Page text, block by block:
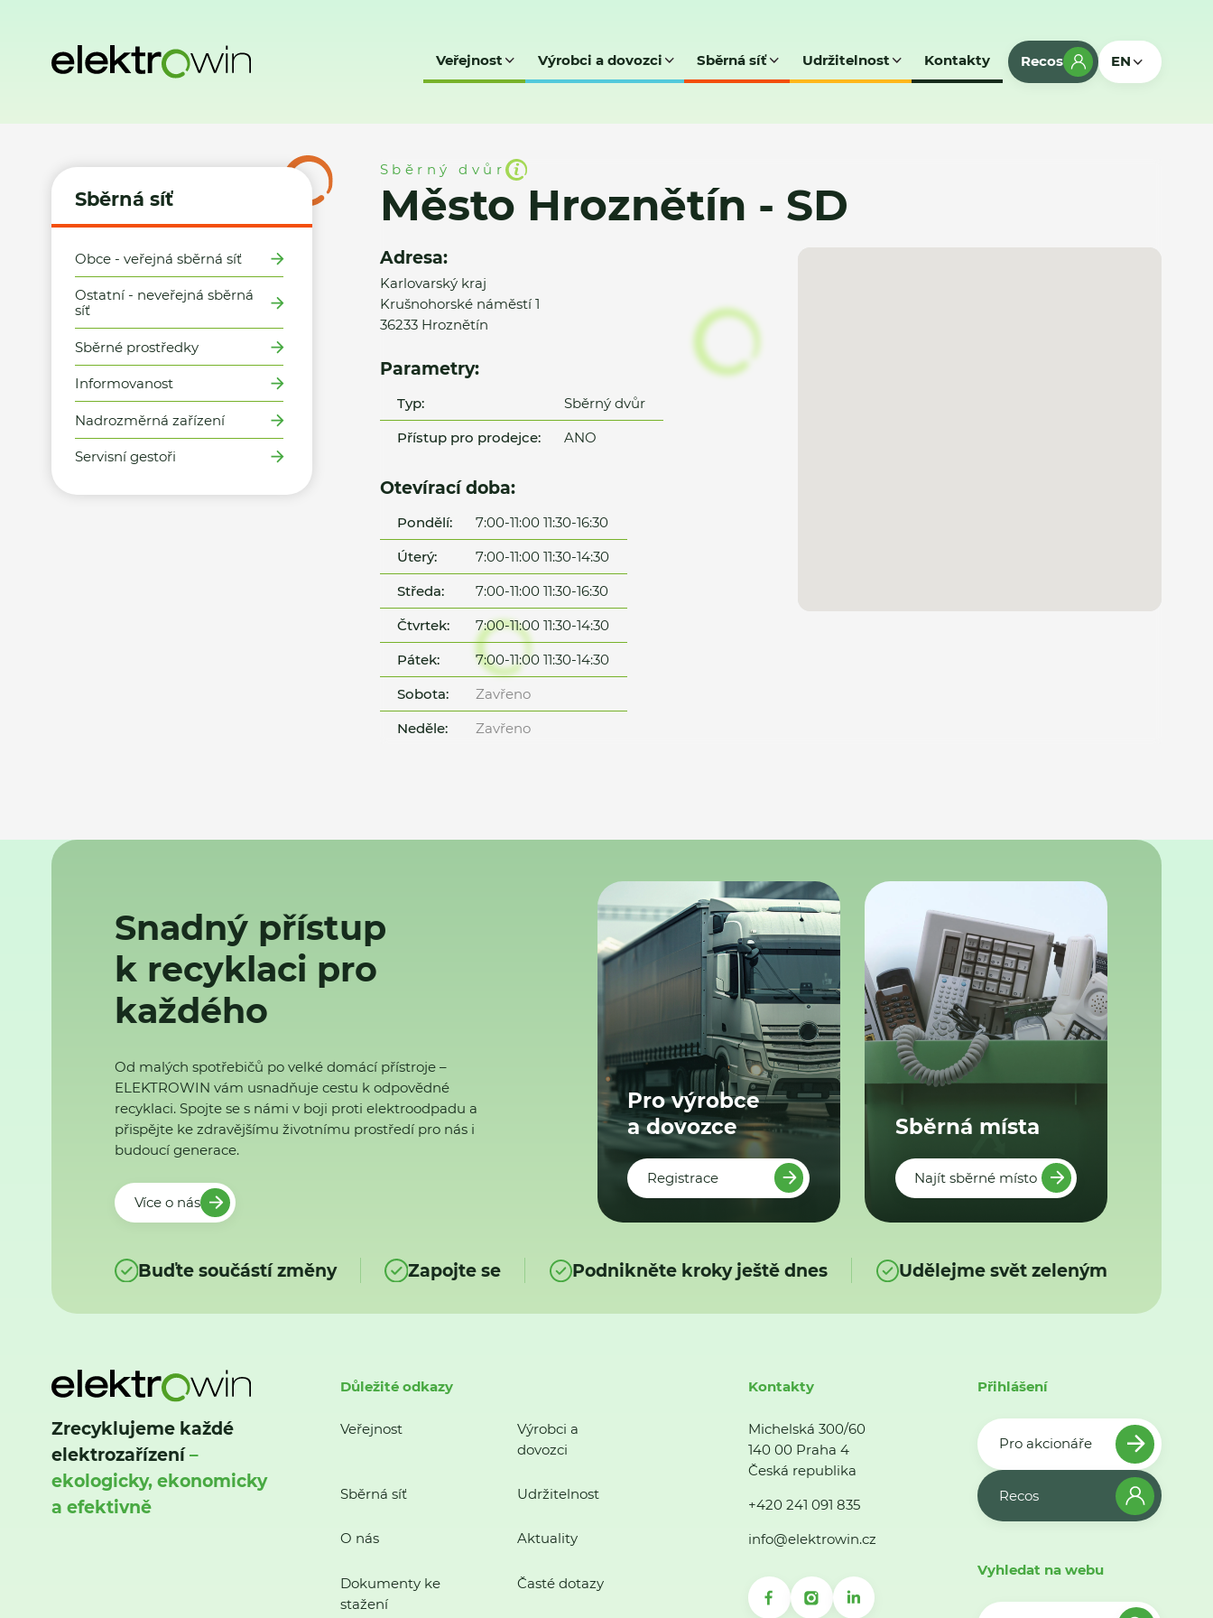
Veřejnost Výrobci a dovozci Sběrná síť Udržitelnost Kontakty Recos EN
Sběrná síť
Obce - veřejná sběrná síť
Ostatní - neveřejná sběrná
síť
Sběrné prostředky
Informovanost
Nadrozměrná zařízení
Servisní gestoři
Sběrný dvůr
Město Hroznětín - SD
Adresa:
Karlovarský kraj
Krušnohorské náměstí 1
36233 Hroznětín
Parametry:
Typ:
Sběrný dvůr
Přístup pro prodejce:
ANO
Otevírací doba:
Pondělí:
7:00-11:00 11:30-16:30
Úterý:
7:00-11:00 11:30-14:30
Středa:
7:00-11:00 11:30-16:30
Čtvrtek:
7:00-11:00 11:30-14:30
Pátek:
7:00-11:00 11:30-14:30
Sobota:
Zavřeno
Neděle:
Zavřeno
Snadný přístup
k recyklaci pro
každého
Od malých spotřebičů po velké domácí přístroje –
ELEKTROWIN vám usnadňuje cestu k odpovědné
recyklaci. Spojte se s námi v boji proti elektroodpadu a
přispějte ke zdravějšímu životnímu prostředí pro nás i
budoucí generace.
Více o nás
Pro výrobce
a dovozce
Registrace
Sběrná místa
Najít sběrné místo
Buďte součástí změny Zapojte se Podnikněte kroky ještě dnes Udělejme svět zeleným
Zrecyklujeme každé
elektrozařízení–
ekologicky, ekonomicky
a efektivně
Důležité odkazy
Veřejnost
Výrobci a
dovozci
Sběrná síť Udržitelnost
O nás Aktuality
Dokumenty ke
stažení
Časté dotazy
Kontakty
Michelská 300/60
140 00 Praha 4
Česká republika
+420 241 091 835
info@elektrowin.cz
Přihlášení
Pro akcionáře
Recos
Vyhledat na webu